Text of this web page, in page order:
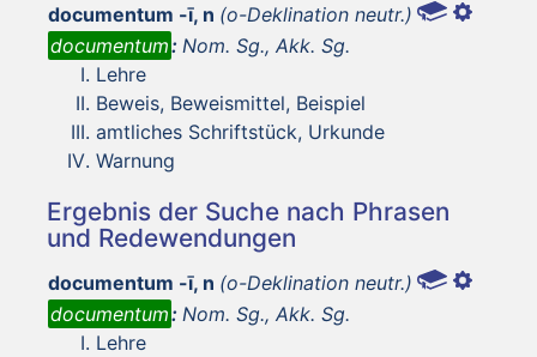
documentum -ī, n (o-Deklination neutr.)
documentum: Nom. Sg., Akk. Sg.
Lehre
Beweis, Beweismittel, Beispiel
amtliches Schriftstück, Urkunde
Warnung
Ergebnis der Suche nach Phrasen
und Redewendungen
documentum -ī, n (o-Deklination neutr.)
documentum: Nom. Sg., Akk. Sg.
Lehre